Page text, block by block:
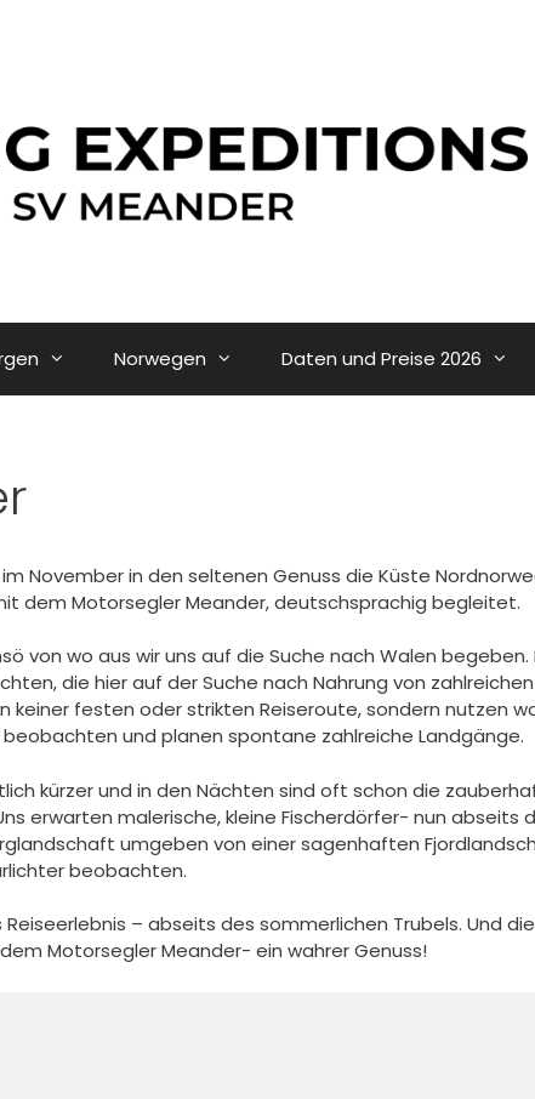
Norwegen Daten und Preise 2026
November in den seltenen Genuss die Küste
dem Motorsegler Meander, deutschsprachig begleitet.
von wo aus wir uns auf die Suche nach Walen begeben.
die hier auf der Suche nach Nahrung von zahlreichen
keiner festen oder strikten Reiseroute, sondern nutzen
und planen spontane zahlreiche Landgänge.
kürzer und in den Nächten sind oft schon die
erwarten malerische, kleine Fischerdörfer- nun abseits
umgeben von einer sagenhaften
beobachten.
– abseits des sommerlichen Trubels. Und
Motorsegler Meander- ein wahrer Genuss!